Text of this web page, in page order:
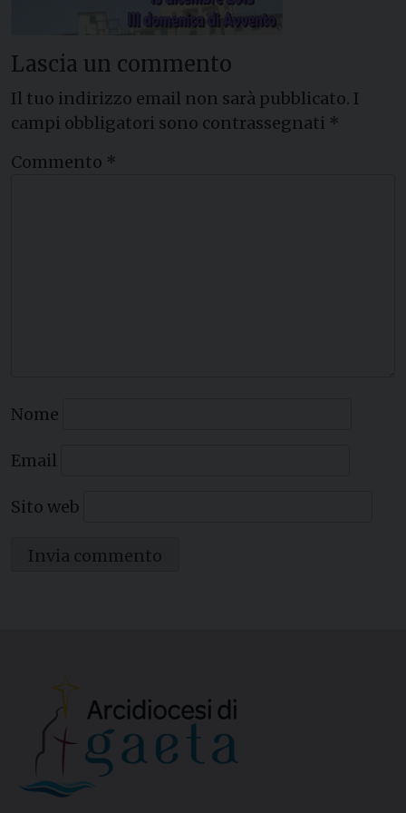
Lascia un commento
Il tuo indirizzo email non sarà pubblicato. I
campi obbligatori sono contrassegnati *
Commento *
Nome
Email
Sito web